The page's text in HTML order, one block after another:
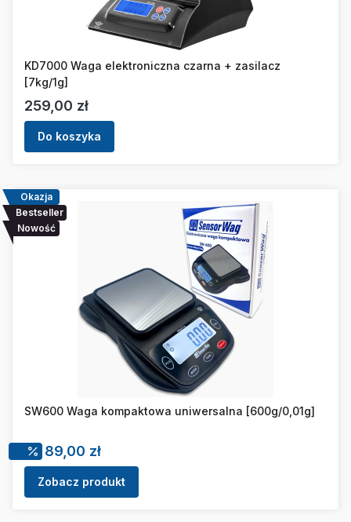
KD7000 Waga elektroniczna czarna + zasilacz
[7kg/1g]
Cena
259,00 zł
Do koszyka
Okazja
Bestseller
Nowość
SW600 Waga kompaktowa uniwersalna [600g/0,01g]
Cena promocyjna
89,00 zł
Zobacz produkt